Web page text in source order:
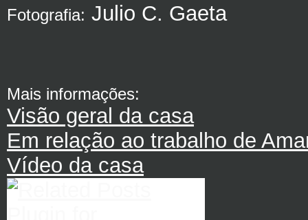
Fotografia: Julio C. Gaeta
Mais informações:
Visão geral da casa
Em relação ao trabalho de
Vídeo da casa